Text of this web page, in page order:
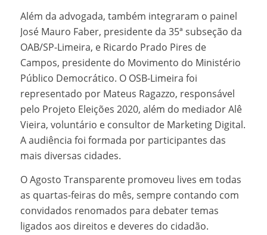
Além da advogada, também integraram o painel
José Mauro Faber, presidente da 35ª subseção da
OAB/SP-Limeira, e Ricardo Prado Pires de
Campos, presidente do Movimento do Ministério
Público Democrático. O OSB-Limeira foi
representado por Mateus Ragazzo, responsável
pelo Projeto Eleições 2020, além do mediador Alê
Vieira, voluntário e consultor de Marketing Digital.
A audiência foi formada por participantes das
mais diversas cidades.
O Agosto Transparente promoveu lives em todas
as quartas-feiras do mês, sempre contando com
convidados renomados para debater temas
ligados aos direitos e deveres do cidadão.